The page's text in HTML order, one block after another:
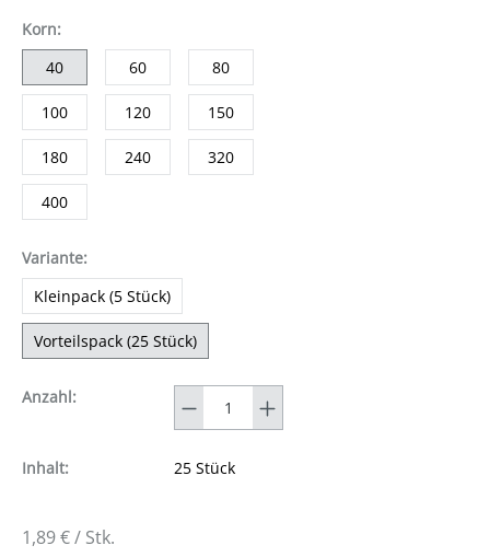
Kornauswählen
:
40
60 80
100 120 150
180 240 320
400
Varianteauswählen
:
Kleinpack (5 Stück)
Vorteilspack (25 Stück)
Anzahl:
Inhalt: 25 Stück
1,89 € / Stk.